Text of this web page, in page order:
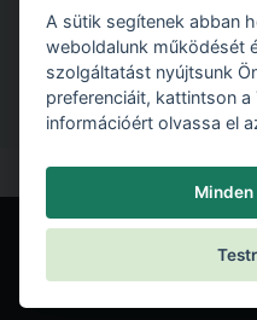
A sütik segítenek abban
weboldalunk működését
szolgáltatást nyújtsunk
preferenciáit, kattintson
információért olvassa el